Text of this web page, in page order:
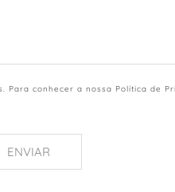
conhecer a nossa Política de
ENVIAR